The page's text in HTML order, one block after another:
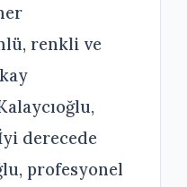
renkli ve
derecede
profesyonel